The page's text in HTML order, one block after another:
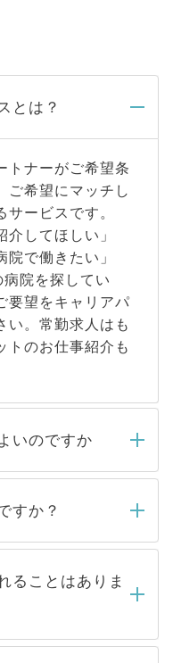
とは？
トナーがご希望条
ご希望にマッチし
ービスです。
介してほしい」
院で働きたい」
病院を探してい
要望をキャリアパ
い。常勤求人はも
トのお仕事紹介も
いのですか
、弊社担当者がご
後メールもしくは
にはご連絡をせて
らくお待ちくださ
すか？
扱っている求人の
からご覧いただ
す。非公開求人は
般には公開してい
ることはありま
とは一切ありませ